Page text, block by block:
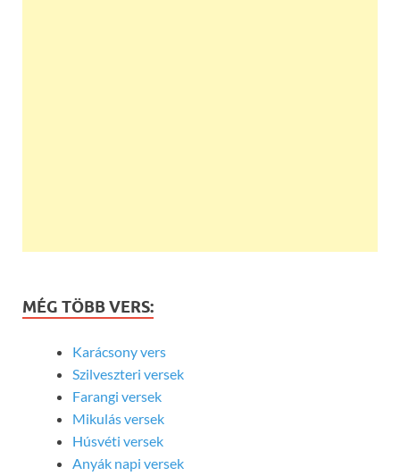
MÉG TÖBB VERS:
Karácsony vers
Szilveszteri versek
Farangi versek
Mikulás versek
Húsvéti versek
Anyák napi versek